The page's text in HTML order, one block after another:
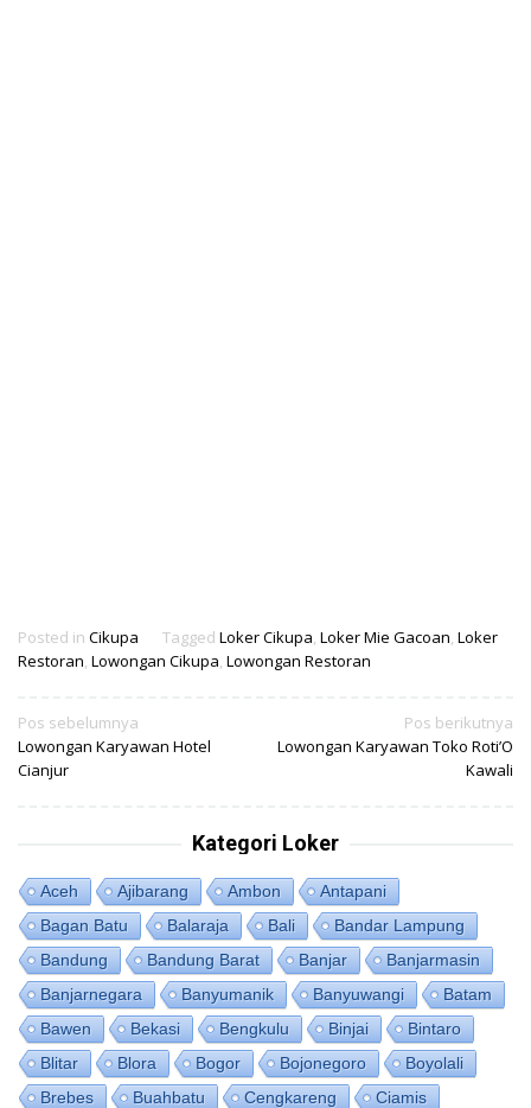
Posted in Cikupa Tagged Loker Cikupa, Loker Mie Gacoan, Loker
Restoran, Lowongan Cikupa, Lowongan Restoran
Navigasi
pos
Pos sebelumnya
Lowongan Karyawan Hotel
Cianjur
Pos berikutnya
Lowongan Karyawan Toko Roti’O
Kawali
Kategori Loker
Aceh Ajibarang Ambon
Antapani
Bagan Batu
Balaraja Bali
Bandar Lampung
Bandung
Bandung Barat Banjar
Banjarmasin
Banjarnegara
Banyumanik Banyuwangi
Batam
Bawen
Bekasi Bengkulu Binjai
Bintaro
Blitar
Blora Bogor Bojonegoro
Boyolali
Brebes
Buahbatu Cengkareng
Ciamis